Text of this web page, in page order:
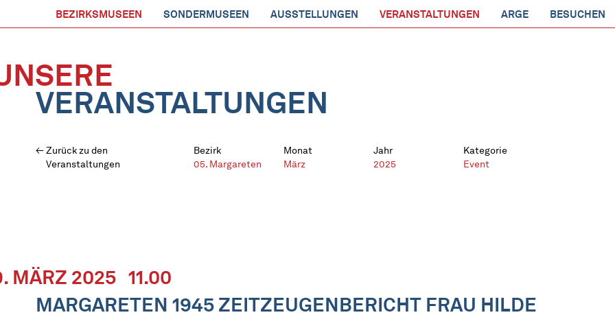
BEZIRKSMUSEEN SONDERMUSEEN AUSSTELLUNGEN VERANSTALTUNGEN ARGE BESUCHEN
VERANSTALTUNGEN
Zurück zu den
Veranstaltungen
Bezirk
05. Margareten
Monat
März
Jahr
2025
Kategorie
Event
MÄRZ 2025 11.00
MARGARETEN 1945 ZEITZEUGENBERICHT FRAU HILDE